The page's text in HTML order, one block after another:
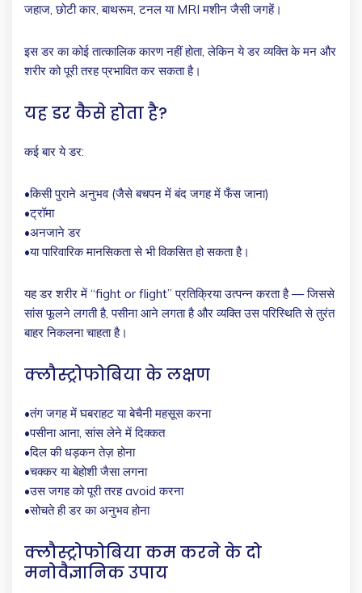
जहाज, छोटी कार, बाथरूम, टनल या MRI मशीन जैसी जगहें।
इस डर का कोई तात्कालिक कारण नहीं होता, लेकिन ये डर व्यक्ति के मन और
शरीर को पूरी तरह प्रभावित कर सकता है।
यह डर कैसे होता है?
कई बार ये डर:
•किसी पुराने अनुभव (जैसे बचपन में बंद जगह में फँस जाना)
•ट्रॉमा
•अनजाने डर
•या पारिवारिक मानसिकता से भी विकसित हो सकता है।
यह डर शरीर में “fight or flight” प्रतिक्रिया उत्पन्न करता है — जिससे
सांस फूलने लगती है, पसीना आने लगता है और व्यक्ति उस परिस्थिति से तुरंत
बाहर निकलना चाहता है।
क्लौस्ट्रोफोबिया के लक्षण
•तंग जगह में घबराहट या बेचैनी महसूस करना
•पसीना आना, सांस लेने में दिक्कत
•दिल की धड़कन तेज़ होना
•चक्कर या बेहोशी जैसा लगना
•उस जगह को पूरी तरह avoid करना
•सोचते ही डर का अनुभव होना
क्लौस्ट्रोफोबिया कम करने के दो
मनोवैज्ञानिक उपाय